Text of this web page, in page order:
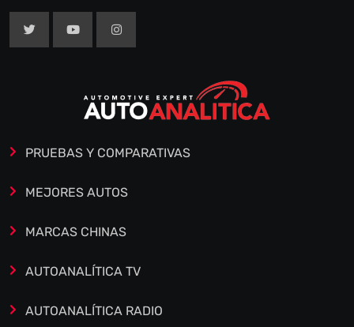
PRUEBAS Y COMPARATIVAS
MEJORES AUTOS
MARCAS CHINAS
AUTOANALÍTICA TV
AUTOANALÍTICA RADIO